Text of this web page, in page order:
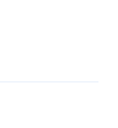
potrzeba, aby